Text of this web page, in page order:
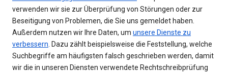
verwenden wir sie zur Überprüfung von Störungen oder zur
Beseitigung von Problemen, die Sie uns gemeldet haben.
Außerdem nutzen wir Ihre Daten, um unsere Dienste zu
verbessern . Dazu zählt beispielsweise die Feststellung, welche
Suchbegriffe am häufigsten falsch geschrieben werden, damit
wir die in unseren Diensten verwendete Rechtschreibprüfung